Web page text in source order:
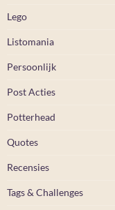
Lego
Listomania
Persoonlijk
Post Acties
Potterhead
Quotes
Recensies
Tags & Challenges